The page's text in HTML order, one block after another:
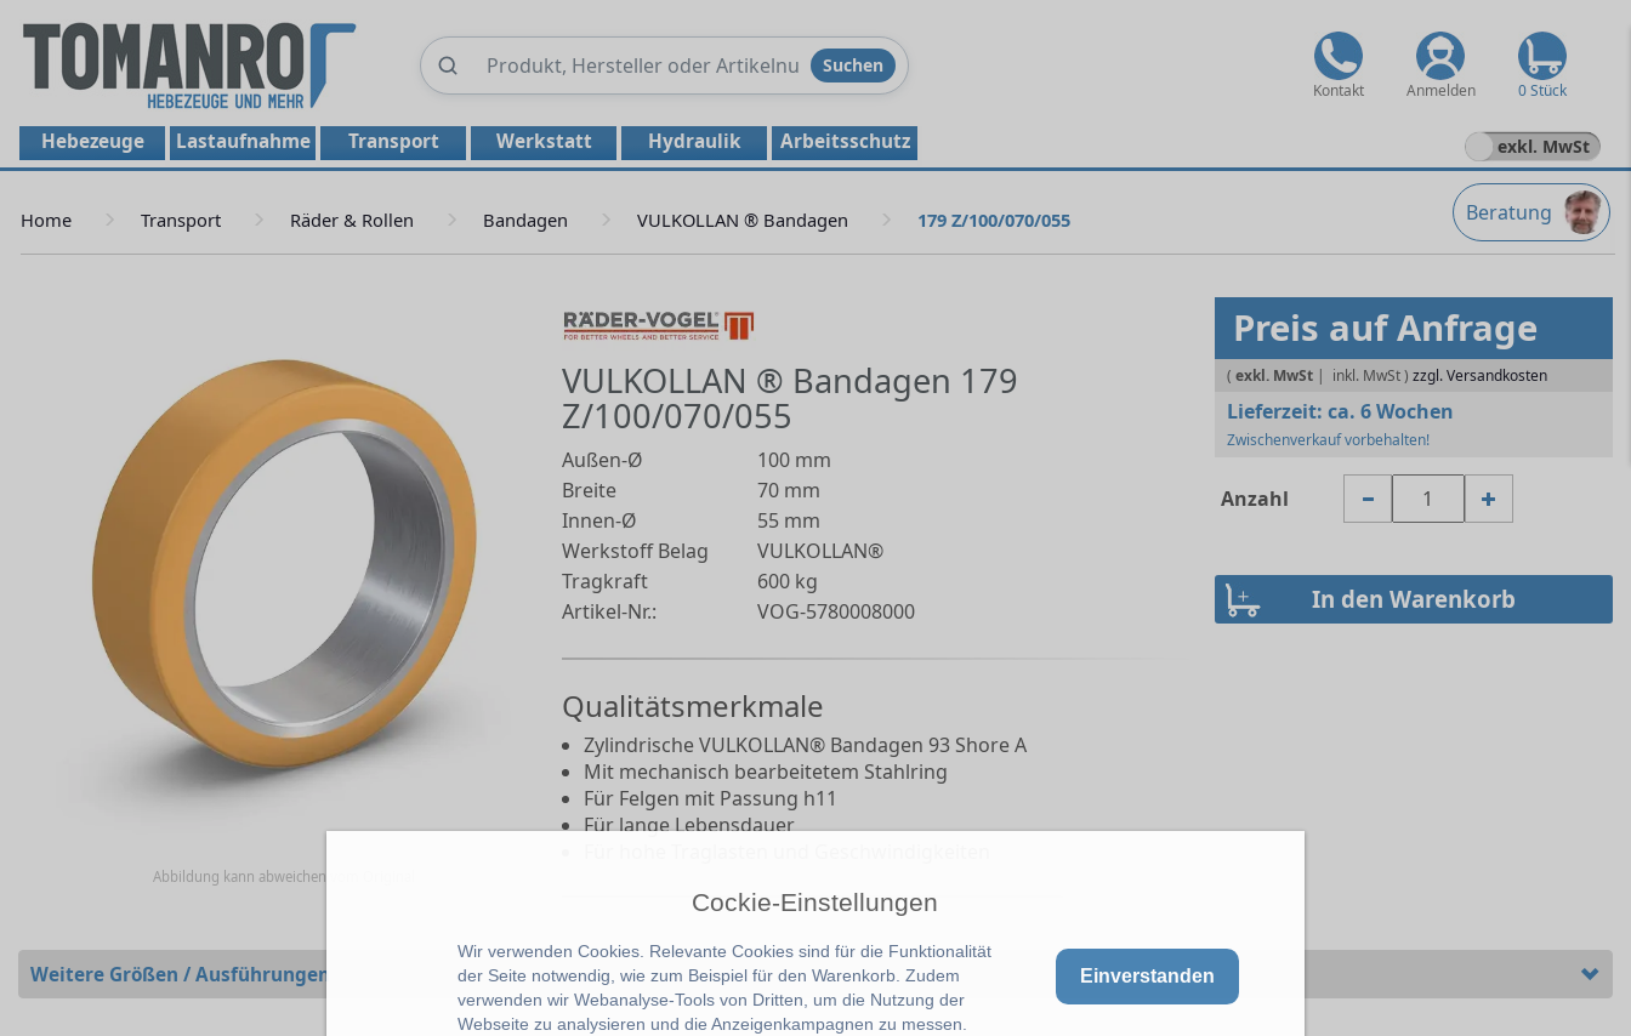
Cockie-Einstellungen
Wir verwenden Cookies. Relevante Cookies sind für die Funktionalität
der Seite notwendig, wie zum Beispiel für den Warenkorb. Zudem
verwenden wir Webanalyse-Tools von Dritten, um die Nutzung der
Webseite zu analysieren und die Anzeigenkampagnen zu messen.
Einverstanden
Produkte
durchsuchen
Suchen
Kontakt Anmelden 0 Stück
Hebezeuge Lastaufnahme Transport Werkstatt Hydraulik Arbeitsschutz exkl. MwSt
Beratung
Home Transport Räder & Rollen Bandagen VULKOLLAN ® Bandagen 179 Z/100/070/055
Abbildung kann abweichen vom Original
VULKOLLAN ® Bandagen 179
Z/100/070/055
Außen-Ø
100 mm
Breite
70 mm
Innen-Ø
55 mm
Werkstoff Belag
VULKOLLAN®
Tragkraft
600 kg
Artikel-Nr.:
VOG-5780008000
Qualitätsmerkmale
Zylindrische VULKOLLAN® Bandagen 93 Shore A
Mit mechanisch bearbeitetem Stahlring
Für Felgen mit Passung h11
Für lange Lebensdauer
Preis auf Anfrage
( exkl. MwSt | zzgl. Versandkosten
Lieferzeit: ca. 6 Wochen
Zwischenverkauf vorbehalten!
Anzahl
Weitere Größen / Ausführungen